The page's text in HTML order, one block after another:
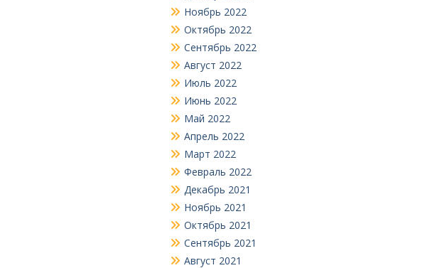
Ноябрь 2022
Октябрь 2022
Сентябрь 2022
Август 2022
Июль 2022
Июнь 2022
Май 2022
Апрель 2022
Март 2022
Февраль 2022
Декабрь 2021
Ноябрь 2021
Октябрь 2021
Сентябрь 2021
Август 2021